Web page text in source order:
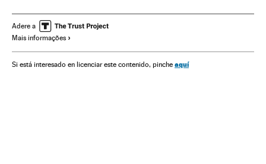
Conflito Sunitas e Xiitas terrorismo islâmico
Política antiterrorista
Luta antiterrorista Oriente médio América do Norte
Adere a
Mais informações
Si está interesado en licenciar este contenido, pinche aquí